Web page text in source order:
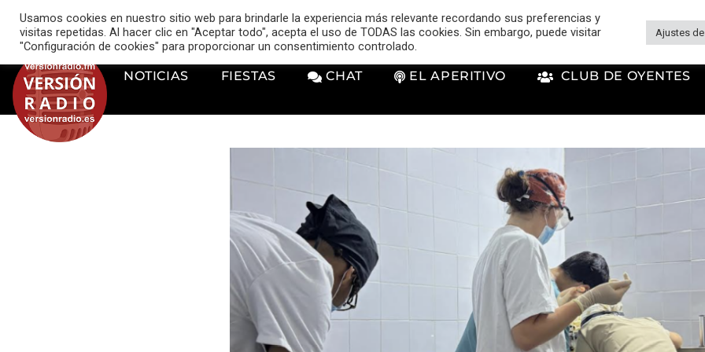
music_note VERSIÓN RADIO
NOTICIAS FIESTAS CHAT EL APERITIVO CLUB DE OYENTES
Usamos cookies en nuestro sitio web para brindarle la experiencia más relevante recordando sus preferencias y
visitas repetidas. Al hacer clic en "Aceptar todo", acepta el uso de TODAS las cookies. Sin embargo, puede visitar
"Configuración de cookies" para proporcionar un consentimiento controlado.
Ajustes